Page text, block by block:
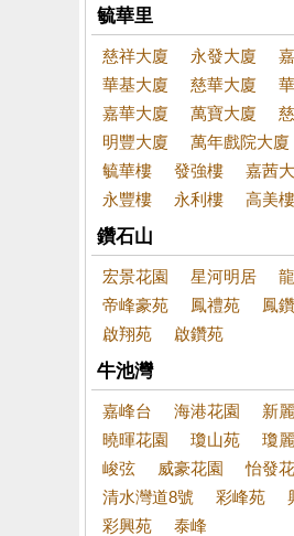
毓華里
慈祥大廈 永發大廈
華基大廈
慈華大廈
嘉華大廈
萬寶大廈
明豐大廈
萬年戲院大廈
毓華樓
發強樓 嘉茜
永豐樓
永利樓 高美樓
鑽石山
宏景花園 星河明居
帝峰豪苑
鳳禮苑 鳳
啟翔苑
啟鑽苑
牛池灣
嘉峰台 海港花園
新
曉暉花園
瓊山苑 瓊
峻弦
威豪花園 怡發
清水灣道8號
彩峰苑
彩興苑
泰峰